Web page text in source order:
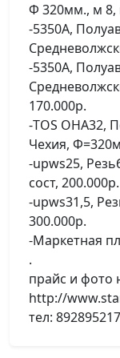
Ф 320мм., м 8,
-5350А,
-5350А,
170.000р.
-TOS OHA32,
Чехия,
-upws25,
сост, 200.000р.
-upws31,5,
300.000р.
-Маркетная
.
прайс и фото
http://
тел: